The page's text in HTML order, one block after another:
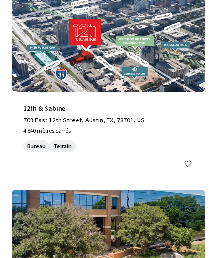
12th & Sabine
708 East 12th Street, Austin, TX, 78701, US
4 840 mètres carrés
Bureau Terrain